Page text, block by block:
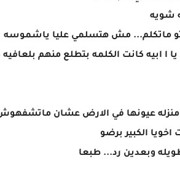
شويه
ماتكلم... مش هتسلمي عليا ياشموسه
ابيه كانت الكلمه بتطلع منهم
عيونها في الارض عشان ماتشفهوش
الكبير برضو
وبعدين رد... طبعا